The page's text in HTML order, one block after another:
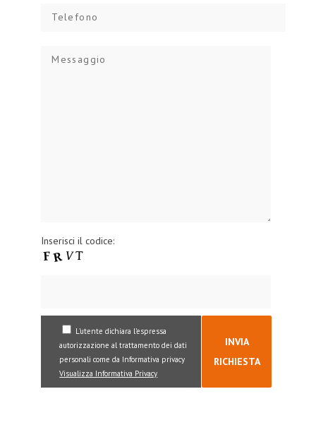
Inserisci il codice:
L’utente dichiara l’espressa
autorizzazione al trattamento dei dati
personali come da Informativa privacy
Visualizza Informativa Privacy
INVIA
RICHIESTA